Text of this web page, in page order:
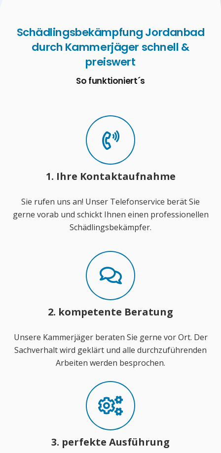
Schädlingsbekämpfung Jordanbad
durch Kammerjäger schnell &
preiswert
So funktioniert´s
1. Ihre Kontaktaufnahme
Sie rufen uns an! Unser Telefonservice berät Sie
gerne vorab und schickt Ihnen einen professionellen
Schädlingsbekämpfer.
2. kompetente Beratung
Unsere Kammerjäger beraten Sie gerne vor Ort. Der
Sachverhalt wird geklärt und alle durchzuführenden
Arbeiten werden besprochen.
3. perfekte Ausführung